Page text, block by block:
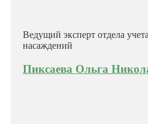
Ведущий эксперт отдела
насаждений
Пиксаева Ольга